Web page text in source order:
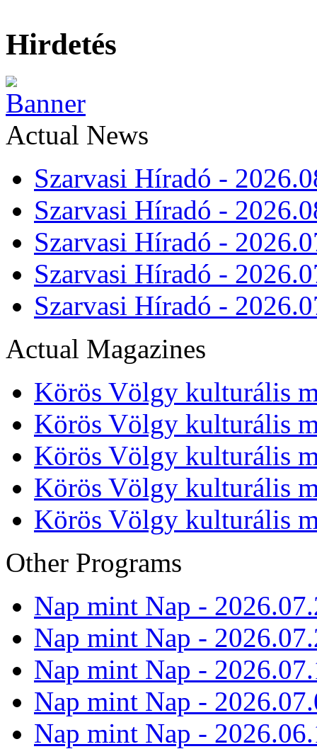
Hirdetés
Actual News
Szarvasi Híradó -
Szarvasi Híradó -
Szarvasi Híradó -
Szarvasi Híradó -
Szarvasi Híradó -
Actual Magazines
Körös Völgy kulturális
Körös Völgy kulturális
Körös Völgy kulturális
Körös Völgy kulturális
Körös Völgy kulturális
Other Programs
Nap mint Nap -
Nap mint Nap -
Nap mint Nap -
Nap mint Nap -
Nap mint Nap -